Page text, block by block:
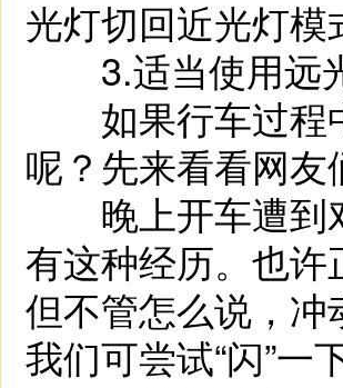
光灯切回近光灯模
3.适当使用远
如果行车过程
呢？先来看看网友
晚上开车遭到对
有这种经历。也
但不管怎么说，
我们可尝试“闪”